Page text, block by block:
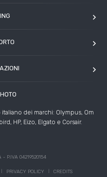
dei marchi: Olympus, Om
HP, Eizo, Elgato e Corsair.
vendita
- P.IVA 04219520154
PRIVACY POLICY CREDITS